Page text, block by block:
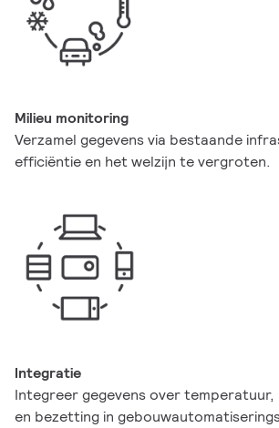
Milieu monitoring
Verzamel gegevens via bestaande
efficiëntie en het welzijn te vergroten.
Integratie
Integreer gegevens over
en bezetting in